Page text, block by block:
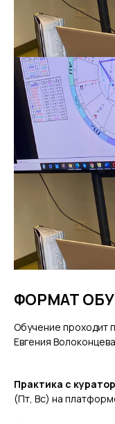
ФОРМАТ
Обучение проходит
Евгения Волоконцева
Практика с
(Пт, Вс) на